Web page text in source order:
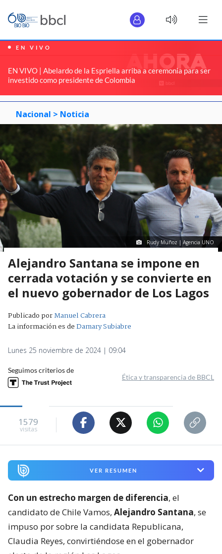
EN VIVO
EN VIVO | Abelardo de la Espriella arriba a ceremonia para ser
investido como presidente de Colombia
Nacional > Noticia
Rudy Muñoz | Agencia UNO
Alejandro Santana se impone en
cerrada votación y se convierte en
el nuevo gobernador de Los Lagos
Publicado porManuel Cabrera
La información es deDamary Subiabre
Lunes 25 noviembre de 2024 | 09:04
Seguimos criterios de
Ética y transparencia de BBCL
1579
visitas
VER RESUMEN
Con un estrecho margen de diferencia, el
candidato de Chile Vamos, Alejandro Santana, se
impuso por sobre la candidata Republicana,
Claudia Reyes, convirtiéndose en el gobernador